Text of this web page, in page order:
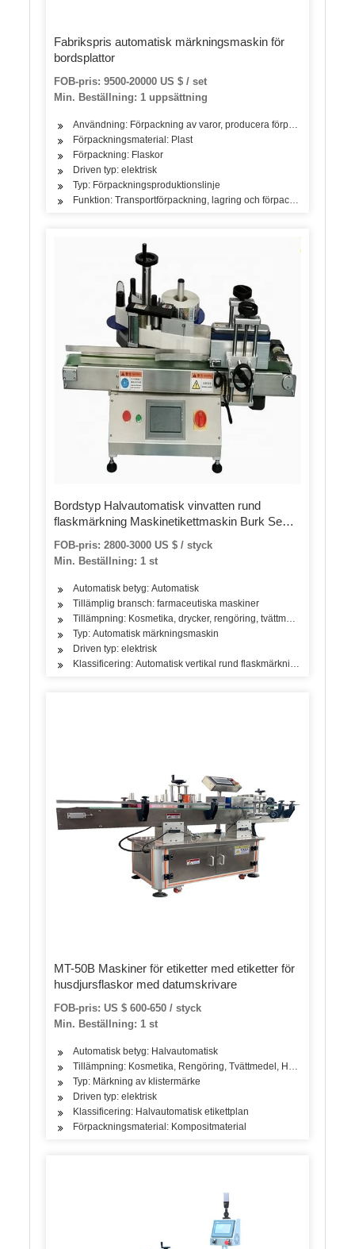
Fabrikspris automatisk märkningsmaskin för
bordsplattor
FOB-pris: 9500-20000 US $ / set
Min. Beställning: 1 uppsättning
Användning: Förpackning av varor, producera förpackningsbälte
Förpackningsmaterial: Plast
Förpackning: Flaskor
Driven typ: elektrisk
Typ: Förpackningsproduktionslinje
Funktion: Transportförpackning, lagring och förpackning,
Bordstyp Halvautomatisk vinvatten rund
flaskmärkning Maskinetikettmaskin Burk Semi-
automatisk rund flaskdekal Märkningsmaskin
Semi-automatisk märkningsmaskin
FOB-pris: 2800-3000 US $ / styck
Min. Beställning: 1 st
Automatisk betyg: Automatisk
Tillämplig bransch: farmaceutiska maskiner
Tillämpning: Kosmetika, drycker, rengöring, tvättmedel,
Typ: Automatisk märkningsmaskin
Driven typ: elektrisk
Klassificering: Automatisk vertikal rund flaskmärkningsmaskin
MT-50B Maskiner för etiketter med etiketter för
husdjursflaskor med datumskrivare
FOB-pris: US $ 600-650 / styck
Min. Beställning: 1 st
Automatisk betyg: Halvautomatisk
Tillämpning: Kosmetika, Rengöring, Tvättmedel,
Typ: Märkning av klistermärke
Driven typ: elektrisk
Klassificering: Halvautomatisk etikettplan
Förpackningsmaterial: Kompositmaterial